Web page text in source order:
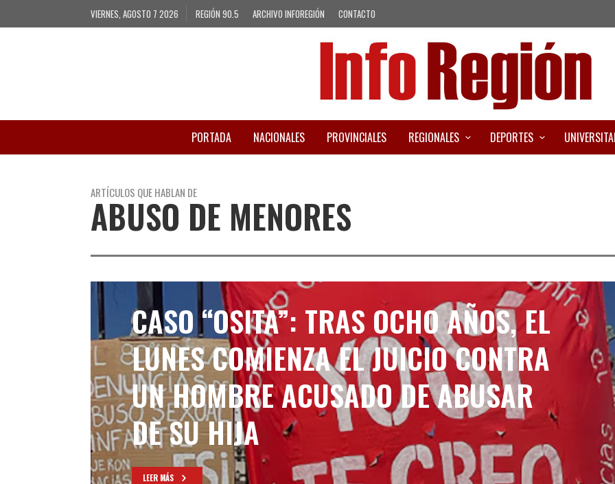
VIERNES, AGOSTO 7 2026 REGIÓN 90.5 ARCHIVO INFOREGIÓN CONTACTO
PORTADA NACIONALES PROVINCIALES REGIONALES DEPORTES
ARTÍCULOS QUE HABLAN DE
ABUSO DE MENORES
CASO “OSITA”: TRAS OCHO AÑOS, EL
LUNES COMIENZA EL JUICIO CONTRA
UN HOMBRE ACUSADO DE ABUSAR
DE SU HIJA
LEER MÁS